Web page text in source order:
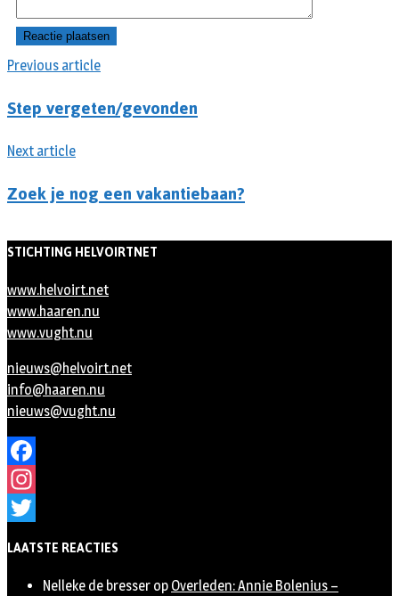
Previous article
Step vergeten/gevonden
Next article
Zoek je nog een vakantiebaan?
STICHTING HELVOIRTNET
www.helvoirt.net
www.haaren.nu
www.vught.nu
nieuws@helvoirt.net
info@haaren.nu
nieuws@vught.nu
Facebook
Instagram
LAATSTE REACTIES
Nelleke de bresser op Overleden: Annie Bolenius –